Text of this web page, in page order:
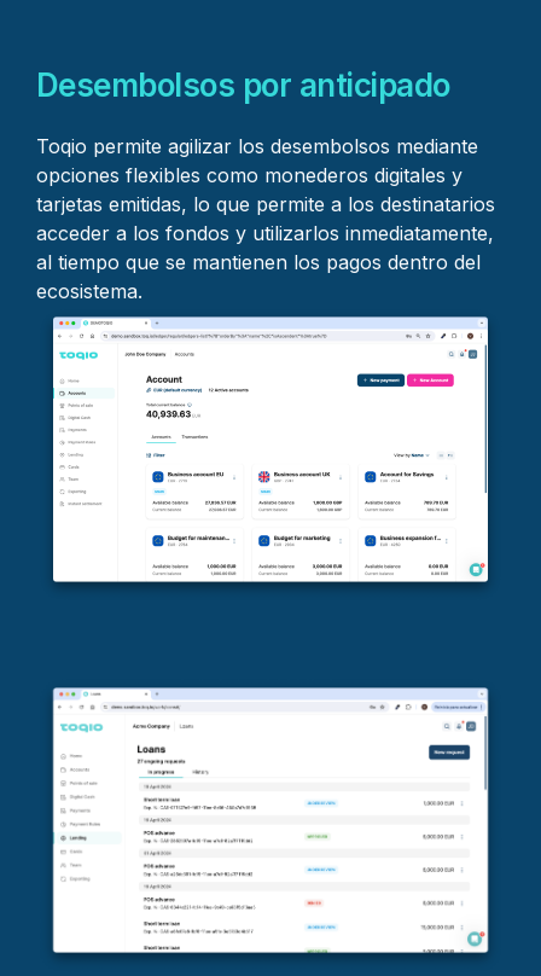
Desembolsos por anticipado
Toqio permite agilizar los desembolsos mediante
opciones flexibles como monederos digitales y
tarjetas emitidas, lo que permite a los destinatarios
acceder a los fondos y utilizarlos inmediatamente,
al tiempo que se mantienen los pagos dentro del
ecosistema.